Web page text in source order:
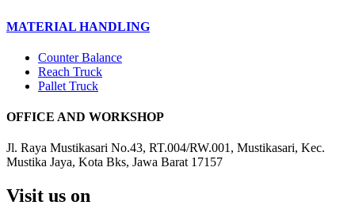
MATERIAL HANDLING
Counter Balance
Reach Truck
Pallet Truck
OFFICE AND WORKSHOP
Jl. Raya Mustikasari No.43, RT.004/RW.001, Mustikasari, Kec.
Mustika Jaya, Kota Bks, Jawa Barat 17157
Visit us on